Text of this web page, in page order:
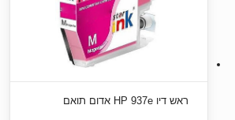
ראש דיו HP 937e אדום תואם